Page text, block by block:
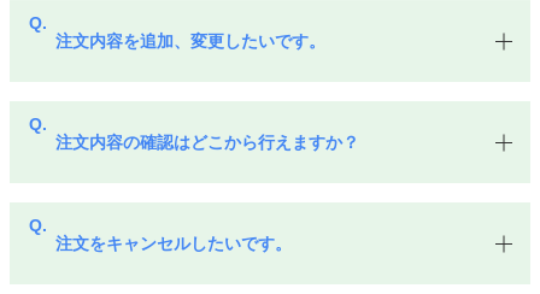
注文内容を追加、変更したいです。
注文内容の確認はどこから行えますか？
注文をキャンセルしたいです。